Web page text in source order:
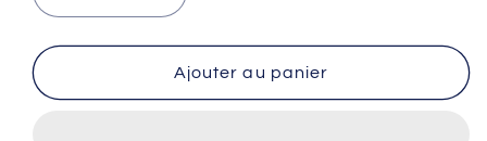
la
quantité
Etrier
la
quantité
de
Etrier
Ajouter au panier